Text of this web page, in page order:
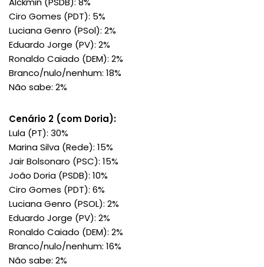
Ciro Gomes (PDT): 5%
Luciana Genro (PSol): 2%
Eduardo Jorge (PV): 2%
Ronaldo Caiado (DEM): 2%
Branco/nulo/nenhum: 18%
Não sabe: 2%
Cenário 2 (com Doria):
Lula (PT): 30%
Marina Silva (Rede): 15%
Jair Bolsonaro (PSC): 15%
João Doria (PSDB): 10%
Ciro Gomes (PDT): 6%
Luciana Genro (PSOL): 2%
Eduardo Jorge (PV): 2%
Ronaldo Caiado (DEM): 2%
Branco/nulo/nenhum: 16%
Não sabe: 2%